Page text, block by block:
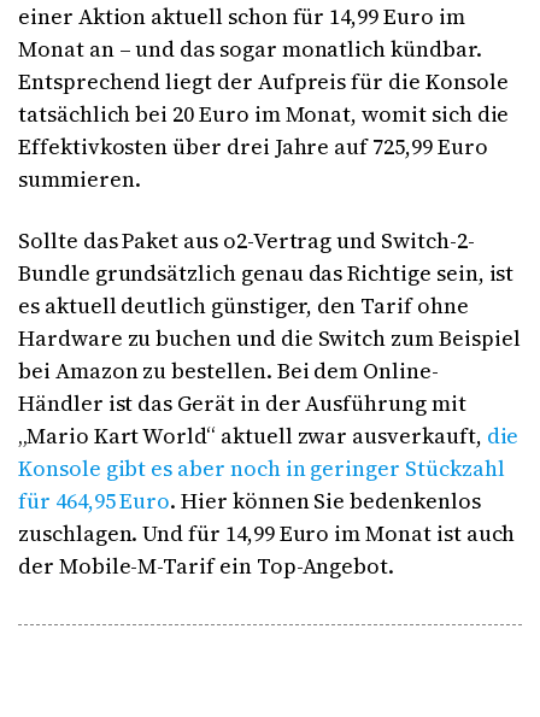
einer Aktion aktuell schon für 14,99 Euro im
Monat an – und das sogar monatlich kündbar.
Entsprechend liegt der Aufpreis für die Konsole
tatsächlich bei 20 Euro im Monat, womit sich die
Effektivkosten über drei Jahre auf 725,99 Euro
summieren.
Sollte das Paket aus o2-Vertrag und Switch-2-
Bundle grundsätzlich genau das Richtige sein, ist
es aktuell deutlich günstiger, den Tarif ohne
Hardware zu buchen und die Switch zum Beispiel
bei Amazon zu bestellen. Bei dem Online-
Händler ist das Gerät in der Ausführung mit
„Mario Kart World“ aktuell zwar ausverkauft, die
Konsole gibt es aber noch in geringer Stückzahl
für 464,95 Euro. Hier können Sie bedenkenlos
zuschlagen. Und für 14,99 Euro im Monat ist auch
der Mobile-M-Tarif ein Top-Angebot.